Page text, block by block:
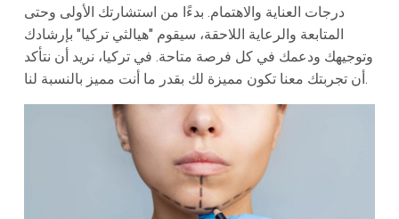
درجات العناية والاهتمام. بدءًا من استشارتك الأولى وحتى
المتابعة والرعاية اللاحقة، سيقوم "هيالثي تركيا" بإرشادك
وتوجيهك ودعمك في كل فرصة متاحة. في تركيا، نريد أن نتأكد
أن تجربتك معنا تكون مميزة لك بقدر ما أنت مميز بالنسبة لنا.